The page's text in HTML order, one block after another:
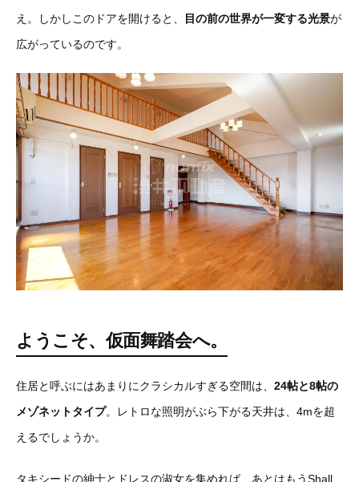
え。しかしこのドアを開けると、
目の前の世界が一変する光景が
広がっているのです。
ようこそ、仮面舞踏会へ。
住居と呼ぶにはあまりにクラシカルすぎる空間は、 24帖と8帖の
メゾネットタイプ。レトロな照明がぶら下がる天井は、4mを超
えるでしょうか。
タキシードの紳士とドレスの淑女を集めれば、あとはもうShall